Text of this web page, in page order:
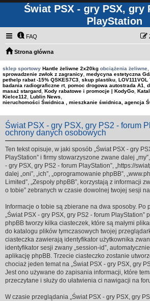
Świat PSX - gry PSX, gry
PlayStation
FAQ
Strona główna
sklep sportowy Hantle żeliwne 2x20kg obciążenia żeliwne,
sprowadzenie zwłok z zagranicy medycyna estetyczna
pethelp rabat -15% QSKES7C3 skup plastiku
badania radiograficzne rt, pomoc drogowa autostrada A1
masaż stargard Kody rabatowe i promocje | KodyGo
Kielce112
Lublin News
nieruchomości Świdnica , mieszkanie świdnica, agencja
Świat PSX - gry PSX, gry PS2 - forum
ochrony danych osobowych
Ten tekst opisuje, w jaki sposób „Świat PSX - gry
PlayStation” i firmy stowarzyszone zwane dalej „my”,
- gry PSX, gry PS2 - forum PlayStation”, „https://
dalej „oni”, „ich”, „oprogramowanie phpBB”,
Limited”, „Zespoły phpBB”, korzystają z informacji
o tobie” zebranych w czasie dowolnej twojej sesji
Informacje o tobie są zbierane na dwa sposoby. Po
„Świat PSX - gry PSX, gry PS2 - forum PlayStation”
phpBB tworzy kilka ciasteczek, które są małymi
do katalogu plików tymczasowych twojej
ciasteczka zawierają identyfikator użytkownika
identyfikator sesji zwany „session-id”,
aplikację phpBB. Trzecie ciasteczko zostanie
chociaż jeden temat na „Świat PSX - gry PSX, gry
Jest ono używane do zapisania informacji, które
przeczytane i służy do ułatwienia ci nawigacji na
W czasie przeglądania „Świat PSX - gry PSX, gry